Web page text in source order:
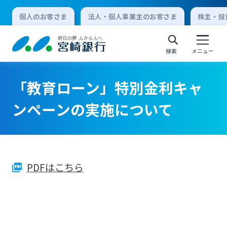
個人のお客さま 法人・個人事業主のお客さま 株主・
検索 メニュー
個人向けインターネットバンキング
ログオン
法人向けインターネットバンキング
「教育ローン」特別金利キャ
ンペーンの実施について
PDFはこちら